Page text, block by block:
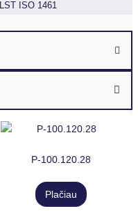
LST ISO 1461
P-100.120.28
Plačiau